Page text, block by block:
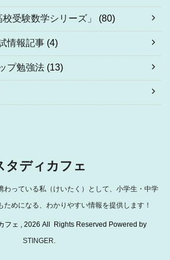
受験数学シリーズ」 (80)
情報記事 (4)
プ勉強法 (13)
タディカフェ
わっている私（けいたく）として、小学生・中学
ためになる、わかりやすい情報を提供します！
フェ , 2026 All Rights Reserved Powered by
STINGER.